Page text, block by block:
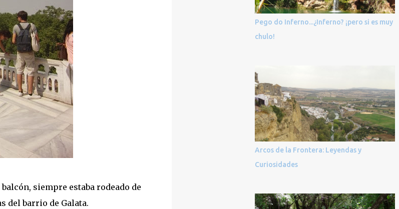
siempre estaba rodeado de
del barrio de Galata.
Pego do Inferno...¿Inferno? ¡pero si es muy
chulo!
Arcos de la Frontera: Leyendas y
Curiosidades